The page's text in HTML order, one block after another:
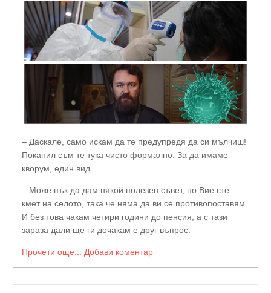
– Даскале, само искам да те предупредя да си мълчиш!
Поканил съм те тука чисто формално. За да имаме
кворум, един вид.
– Може пък да дам някой полезен съвет, но Вие сте
кмет на селото, така че няма да ви се противопоставям.
И без това чакам четири години до пенсия, а с тази
зараза дали ще ги дочакам е друг въпрос.
Прочети още... Добави коментар